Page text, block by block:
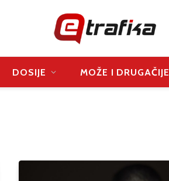
DOSIJE MOŽE I DRUGAČIJE